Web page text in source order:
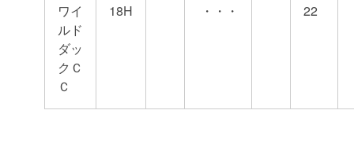
ワイ
ルド
ダッ
クＣ
Ｃ
18H ・・・ 22